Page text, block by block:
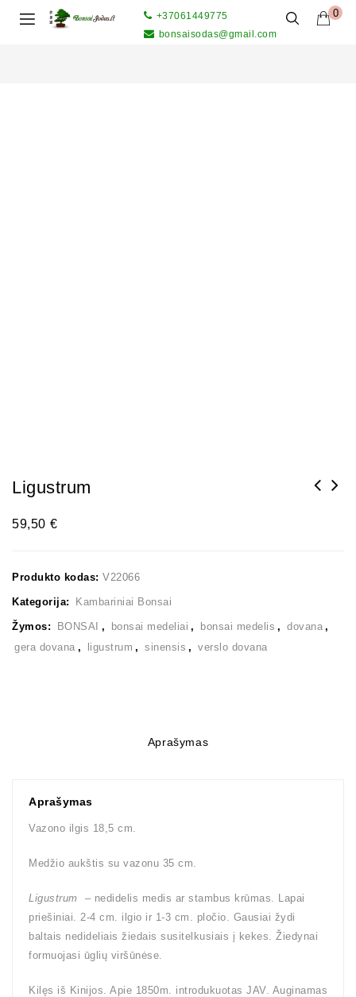
0
+37061449775
bonsaisodas@gmail.com
Ligustrum
59,50 €
Produkto kodas: V22066
Kategorija: Kambariniai Bonsai
Žymos: BONSAI , bonsai medeliai , bonsai medelis , dovana ,
gera dovana , ligustrum , sinensis , verslo dovana
Aprašymas
Aprašymas
Vazono ilgis 18,5 cm.
Medžio aukštis su vazonu 35 cm.
Ligustrum
– nedidelis medis ar stambus krūmas. Lapai
priešiniai. 2-4 cm. ilgio ir 1-3 cm. pločio. Gausiai žydi
baltais nedideliais žiedais susitelkusiais į kekes. Žiedynai
formuojasi ūglių viršūnėse.
Kilęs iš Kinijos. Apie 1850m. introdukuotas JAV. Auginamas